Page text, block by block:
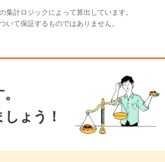
計ロジックによって算出しています。
て保証するものではありません。
しょう！